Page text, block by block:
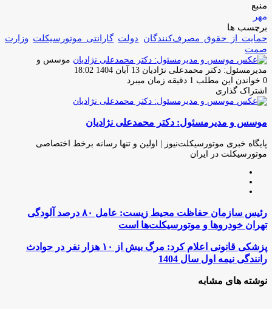
منبع
مهر
برچسب ها
حمایت از حقوق مصرف‌کنندگان
دولت گارانتی موتورسیکلت وزارت
صمت
موسس و
مدیرمسئول: دکتر محمدعلی نژادیان ارسال
ایمیل
13 آبان 1404 18:02
0 خواندن این مطلب 1 دقیقه زمان میبرد
اشتراک گذاری
فیس
توئیتر
لینکدین
واتس
تلگرام
اشتراک
از
ایمیل
چاپ
موسس و مدیرمسئول: دکتر محمدعلی نژادیان
پایگاه خبری موتورسیکلت‌نیوز | اولین و تنها رسانه برخط اختصاصی
موتورسیکلت در ایران
رئیس
سازمان
حفاظت
محیط
زیست:
عامل
درصد
رئیس سازمان حفاظت محیط زیست: عامل ۸۰ درصد آلودگی
تهران خودروها و موتورسیکلت‌ها است
پزشکی
قانونی
اعلام
کرد:
مرگ
پزشکی قانونی اعلام کرد: مرگ بیش از ۱۰ هزار نفر در حوادث
رانندگی نیمه اول سال 1404
نوشته های مشابه